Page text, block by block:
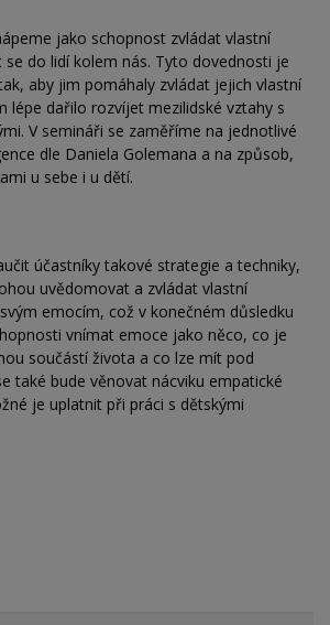
jako schopnost zvládat vlastní
do lidí kolem nás. Tyto dovednosti je
aby jim pomáhaly zvládat jejich vlastní
lépe dařilo rozvíjet mezilidské vztahy s
V semináři se zaměříme na jednotlivé
dle Daniela Golemana a na způsob,
u sebe i u dětí.
účastníky takové strategie a techniky,
uvědomovat a zvládat vlastní
emocím, což v konečném důsledku
vnímat emoce jako něco, co je
součástí života a co lze mít pod
také bude věnovat nácviku empatické
je uplatnit při práci s dětskými